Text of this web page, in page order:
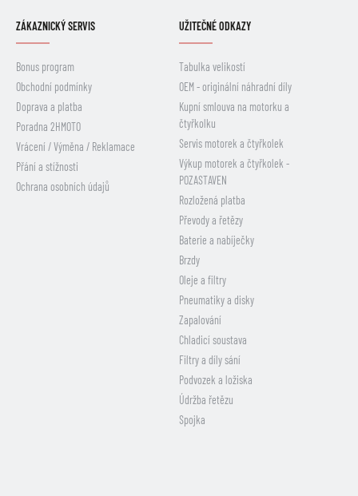
ZÁKAZNICKÝ SERVIS
Bonus program
Obchodní podmínky
Doprava a platba
Poradna 2HMOTO
Vrácení / Výměna / Reklamace
Přání a stížnosti
Ochrana osobních údajů
UŽITEČNÉ ODKAZY
Tabulka velikostí
OEM - originální náhradní díly
Kupní smlouva na motorku a
čtyřkolku
Servis motorek a čtyřkolek
Výkup motorek a čtyřkolek -
POZASTAVEN
Rozložená platba
Převody a řetězy
Baterie a nabíječky
Brzdy
Oleje a filtry
Pneumatiky a disky
Zapalování
Chladicí soustava
Filtry a díly sání
Podvozek a ložiska
Údržba řetězu
Spojka